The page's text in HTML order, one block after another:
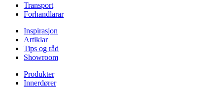
Transport
Forhandlarar
Inspirasjon
Artiklar
Tips og råd
Showroom
Produkter
Innerdører